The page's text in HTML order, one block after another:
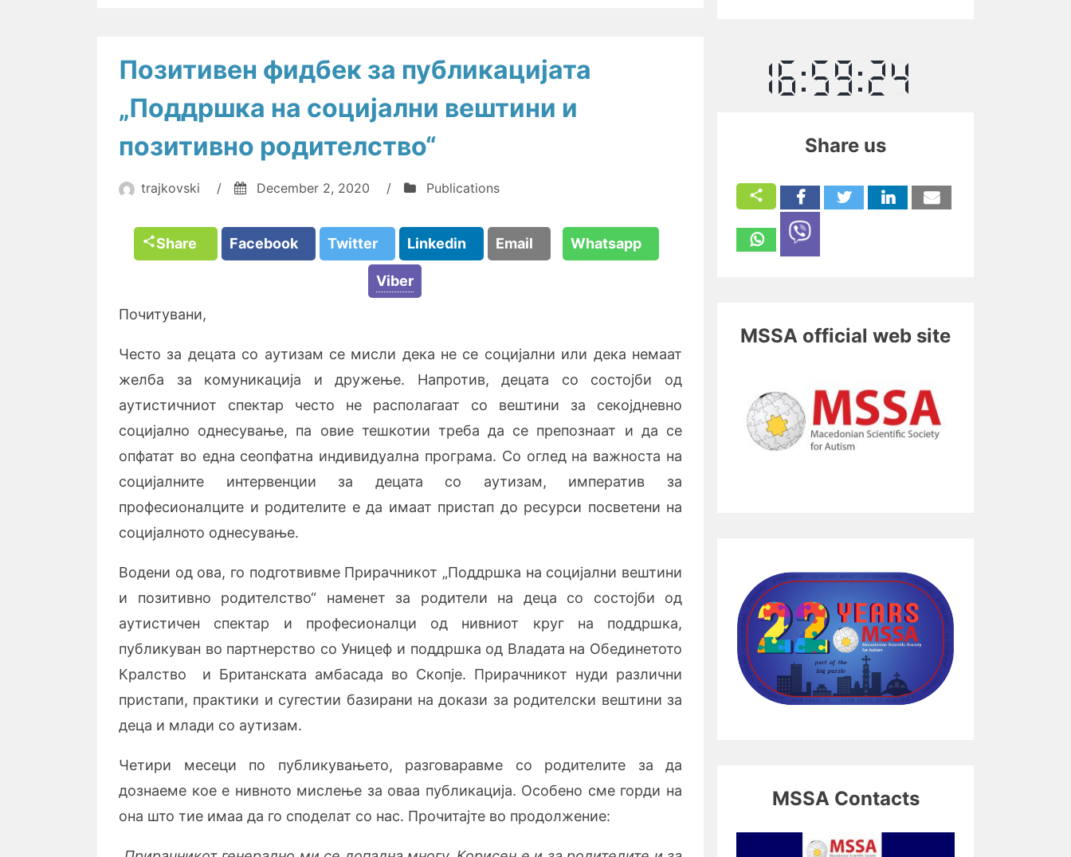
Позитивен фидбек за публикацијата
„Поддршка на социјални вештини и
позитивно родителство“
trajkovski / December 2, 2020 / Publications
Share Facebook Twitter Linkedin Email Whatsapp
Viber
Почитувани,
Често за децата со аутизам се мисли дека не се социјални или дека немаат
желба за комуникација и дружење. Напротив, децата со состојби од
аутистичниот спектар често не располагаат со вештини за секојдневно
социјално однесување, па овие тешкотии треба да се препознаат и да се
опфатат во една сеопфатна индивидуална програма. Со оглед на важноста на
социјалните интервенции за децата со аутизам, императив за
професионалците и родителите е да имаат пристап до ресурси посветени на
социјалното однесување.
Водени од ова, го подготвивме Прирачникот „Поддршка на социјални вештини
и позитивно родителство“ наменет за родители на деца со состојби од
аутистичен спектар и професионалци од нивниот круг на поддршка,
публикуван во партнерство со Уницеф и поддршка од Владата на Обединетото
Кралство и Британската амбасада во Скопје. Прирачникот нуди различни
пристапи, практики и сугестии базирани на докази за родителски вештини за
деца и млади со аутизам.
Четири месеци по публикувањето, разговаравме со родителите за да
дознаеме кое е нивното мислење за оваа публикација. Особено сме горди на
она што тие имаа да го споделат со нас. Прочитајте во продолжение:
Share us
MSSA official web site
MSSA Contacts